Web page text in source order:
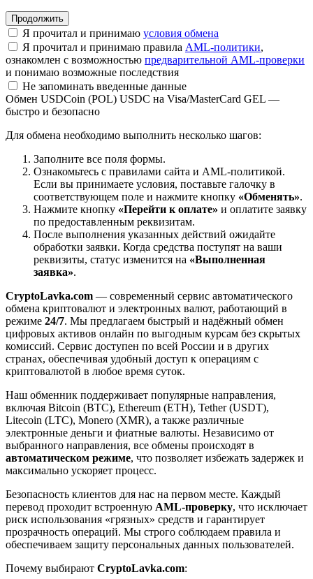
Я прочитал и принимаю условия обмена
Я прочитал и принимаю правила AML-политики,
ознакомлен с возможностью предварительной AML-проверки
и понимаю возможные последствия
Не запоминать введенные данные
Обмен USDCoin (POL) USDC на Visa/MasterCard GEL —
быстро и безопасно
Для обмена необходимо выполнить несколько шагов:
Заполните все поля формы.
Ознакомьтесь с правилами сайта и AML-политикой.
Если вы принимаете условия, поставьте галочку в
соответствующем поле и нажмите кнопку «Обменять».
Нажмите кнопку «Перейти к оплате» и оплатите заявку
по предоставленным реквизитам.
После выполнения указанных действий ожидайте
обработки заявки. Когда средства поступят на ваши
реквизиты, статус изменится на «Выполненная
заявка».
CryptoLavka.com — современный сервис автоматического
обмена криптовалют и электронных валют, работающий в
режиме 24/7. Мы предлагаем быстрый и надёжный обмен
цифровых активов онлайн по выгодным курсам без скрытых
комиссий. Сервис доступен по всей России и в других
странах, обеспечивая удобный доступ к операциям с
криптовалютой в любое время суток.
Наш обменник поддерживает популярные направления,
включая Bitcoin (BTC), Ethereum (ETH), Tether (USDT),
Litecoin (LTC), Monero (XMR), а также различные
электронные деньги и фиатные валюты. Независимо от
выбранного направления, все обмены происходят в
автоматическом режиме, что позволяет избежать задержек и
максимально ускоряет процесс.
Безопасность клиентов для нас на первом месте. Каждый
перевод проходит встроенную AML-проверку, что исключает
риск использования «грязных» средств и гарантирует
прозрачность операций. Мы строго соблюдаем правила и
обеспечиваем защиту персональных данных пользователей.
Почему выбирают CryptoLavka.com: